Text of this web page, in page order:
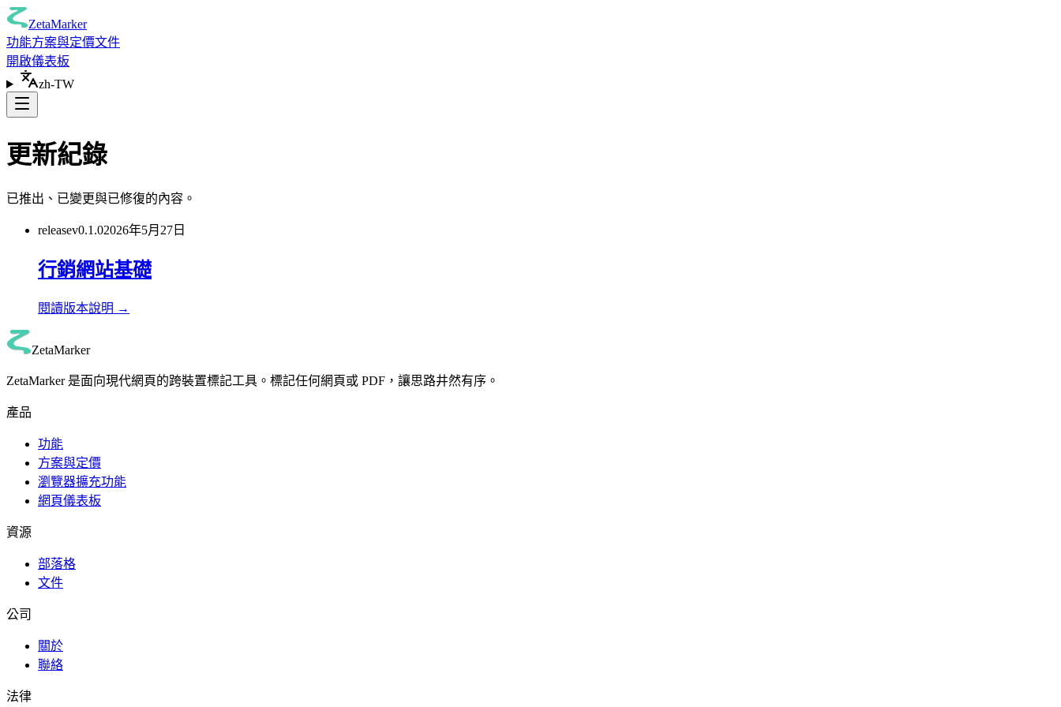
ZetaMarker
功能方案與定價文件
開啟儀表板
zh-TW
更新紀錄
已推出、已變更與已修復的內容。
releasev0.1.02026年5月27日
行銷網站基礎
閱讀版本說明 →
ZetaMarker
ZetaMarker 是面向現代網頁的跨裝置標記工具。標記任何網頁或 PDF，讓思路井然有序。
產品
功能
方案與定價
瀏覽器擴充功能
網頁儀表板
資源
部落格
文件
公司
關於
聯絡
法律